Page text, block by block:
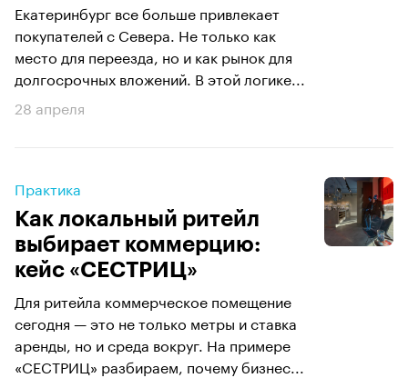
Екатеринбург все больше привлекает
покупателей с Севера. Не только как
место для переезда, но и как рынок для
долгосрочных вложений. В этой логике...
28 апреля
Практика
Как локальный ритейл
выбирает коммерцию:
кейс «СЕСТРИЦ»
Для ритейла коммерческое помещение
сегодня — это не только метры и ставка
аренды, но и среда вокруг. На примере
«СЕСТРИЦ» разбираем, почему бизнес...